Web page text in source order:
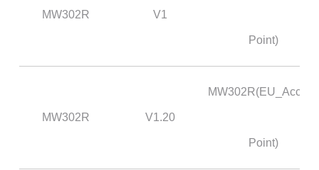
MW302R V1
Point)
MW302R V1.20
MW302R(EU_Access
Point)